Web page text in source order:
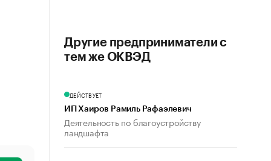
Другие предприниматели с
тем же ОКВЭД
ДЕЙСТВУЕТ
ИП Хаиров Рамиль Рафаэлевич
Деятельность по благоустройству
ландшафта